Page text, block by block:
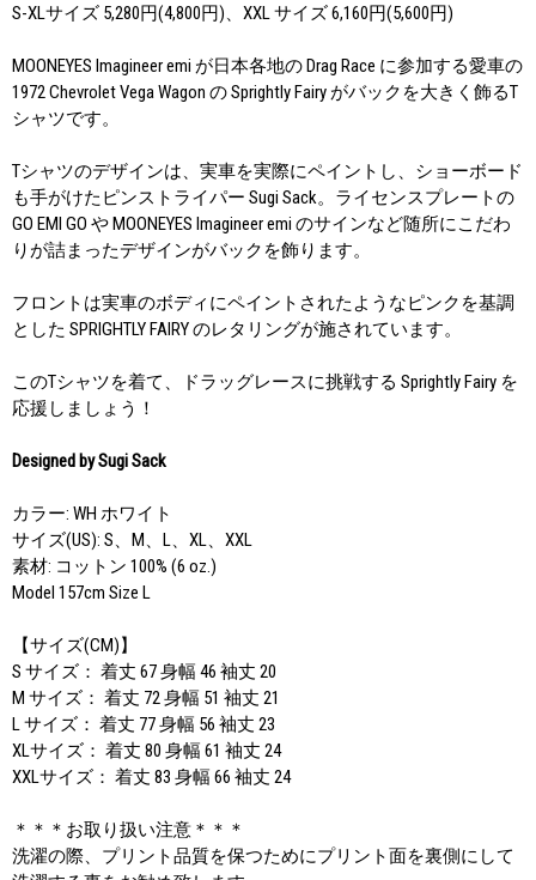
S-XLサイズ 5,280円(4,800円)、XXL サイズ 6,160円(5,600円)
MOONEYES Imagineer emi が日本各地の Drag Race に参加する愛車の
1972 Chevrolet Vega Wagon の Sprightly Fairy がバックを大きく飾るT
シャツです。
Tシャツのデザインは、実車を実際にペイントし、ショーボード
も手がけたピンストライパー Sugi Sack。ライセンスプレートの
GO EMI GO や MOONEYES Imagineer emi のサインなど随所にこだわ
りが詰まったデザインがバックを飾ります。
フロントは実車のボディにペイントされたようなピンクを基調
とした SPRIGHTLY FAIRY のレタリングが施されています。
このTシャツを着て、ドラッグレースに挑戦する Sprightly Fairy を
応援しましょう！
Designed by Sugi Sack
カラー: WH ホワイト
サイズ(US): S、M、L、XL、XXL
素材: コットン 100% (6 oz.)
Model 157cm Size L
【サイズ(CM)】
S サイズ： 着丈 67 身幅 46 袖丈 20
M サイズ： 着丈 72 身幅 51 袖丈 21
L サイズ： 着丈 77 身幅 56 袖丈 23
XLサイズ： 着丈 80 身幅 61 袖丈 24
XXLサイズ： 着丈 83 身幅 66 袖丈 24
＊＊＊お取り扱い注意＊＊＊
洗濯の際、プリント品質を保つためにプリント面を裏側にして